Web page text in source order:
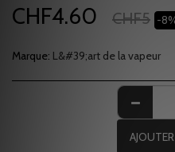
CHF4.60 CHF5 -
Marque: L&#39;art de la vapeur